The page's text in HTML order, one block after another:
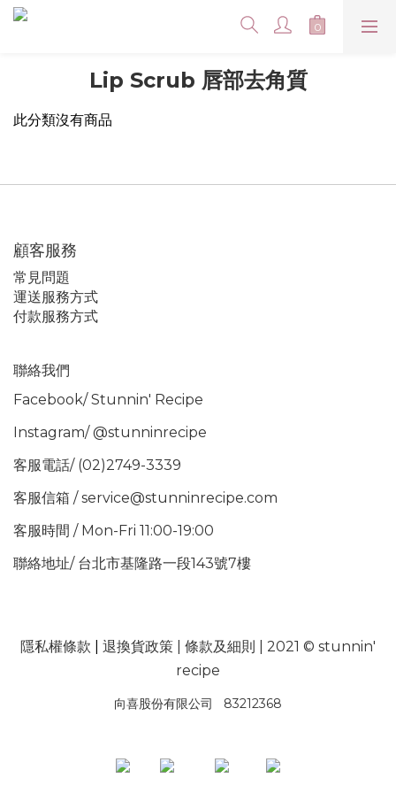
Lip Scrub 唇部去角質
此分類沒有商品
顧客服務
常見問題
運送服務方式
付款服務方式
聯絡我們
Facebook/Stunnin' Recipe
Instagram/@stunninrecipe
客服電話/ (02)2749-3339
客服信箱 / service@stunninrecipe.com
客服時間 / Mon-Fri 11:00-19:00
聯絡地址/ 台北市基隆路一段143號7樓
隱私權條款 退換貨政策 條款及細則 | 2021 © stunnin'
recipe
向喜股份有限公司 83212368